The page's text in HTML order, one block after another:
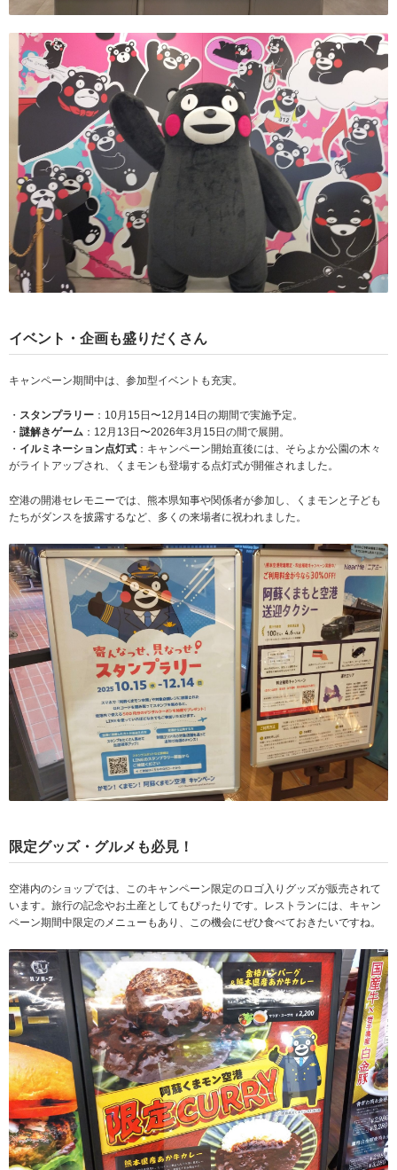
イベント・企画も盛りだくさん
キャンペーン期間中は、参加型イベントも充実。
・ スタンプラリー ：10月15日〜12月14日の期間で実施予定。
・ 謎解きゲーム ：12月13日〜2026年3月15日の間で展開。
・ イルミネーション点灯式 ：キャンペーン開始直後には、そらよか公園の木々
がライトアップされ、くまモンも登場する点灯式が開催されました。
空港の開港セレモニーでは、熊本県知事や関係者が参加し、くまモンと子ども
たちがダンスを披露するなど、多くの来場者に祝われました。
限定グッズ・グルメも必見！
空港内のショップでは、このキャンペーン限定のロゴ入りグッズが販売されて
います。旅行の記念やお土産としてもぴったりです。レストランには、キャン
ペーン期間中限定のメニューもあり、この機会にぜひ食べておきたいですね。